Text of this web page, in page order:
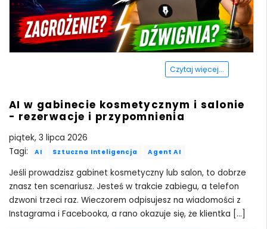
Czytaj więcej...
AI w gabinecie kosmetycznym i salonie
- rezerwacje i przypomnienia
piątek, 3 lipca 2026
Tagi:
AI Sztuczna Inteligencja Agent AI
Jeśli prowadzisz gabinet kosmetyczny lub salon, to dobrze
znasz ten scenariusz. Jesteś w trakcie zabiegu, a telefon
dzwoni trzeci raz. Wieczorem odpisujesz na wiadomości z
Instagrama i Facebooka, a rano okazuje się, że klientka [...]